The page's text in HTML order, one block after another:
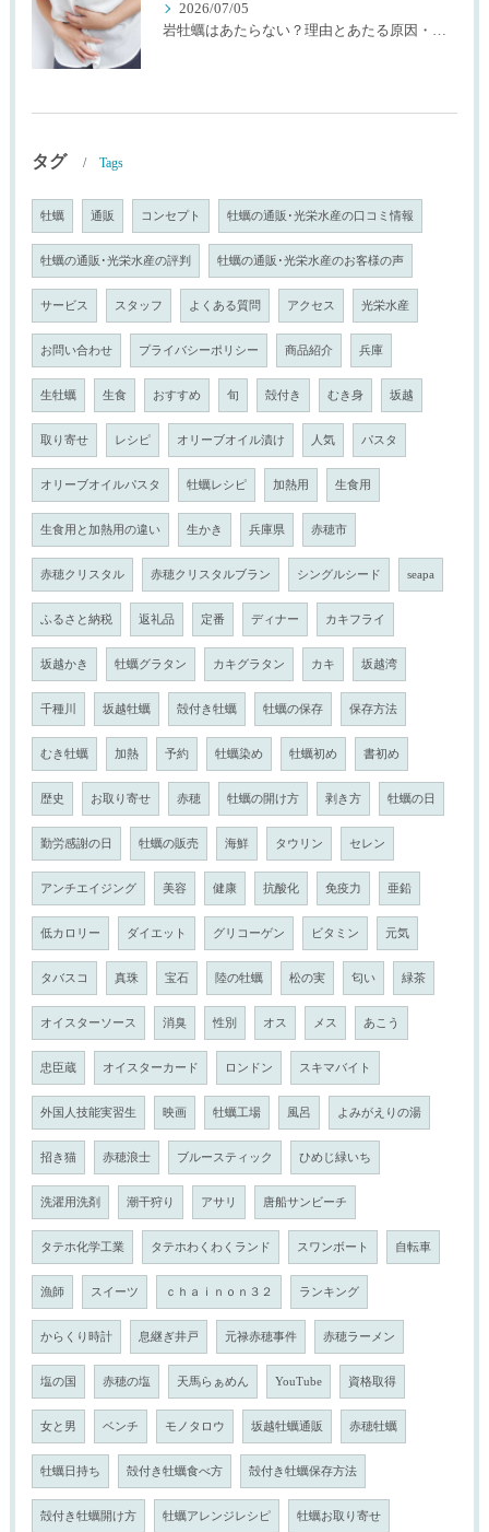
2026/07/05
岩牡蠣はあたらない？理由とあたる原因・確率を生産者が解説
タグ Tags
牡蠣 通販 コンセプト 牡蠣の通販･光栄水産の口コミ情報
牡蠣の通販･光栄水産の評判 牡蠣の通販･光栄水産のお客様の声
サービス スタッフ よくある質問 アクセス 光栄水産
お問い合わせ プライバシーポリシー 商品紹介 兵庫
生牡蠣 生食 おすすめ 旬 殻付き むき身 坂越
取り寄せ レシピ オリーブオイル漬け 人気 パスタ
オリーブオイルパスタ 牡蠣レシピ 加熱用 生食用
生食用と加熱用の違い 生かき 兵庫県 赤穂市
赤穂クリスタル 赤穂クリスタルブラン シングルシード seapa
ふるさと納税 返礼品 定番 ディナー カキフライ
坂越かき 牡蠣グラタン カキグラタン カキ 坂越湾
千種川 坂越牡蠣 殻付き牡蠣 牡蠣の保存 保存方法
むき牡蠣 加熱 予約 牡蠣染め 牡蠣初め 書初め
歴史 お取り寄せ 赤穂 牡蠣の開け方 剥き方 牡蠣の日
勤労感謝の日 牡蠣の販売 海鮮 タウリン セレン
アンチエイジング 美容 健康 抗酸化 免疫力 亜鉛
低カロリー ダイエット グリコーゲン ビタミン 元気
タバスコ 真珠 宝石 陸の牡蠣 松の実 匂い 緑茶
オイスターソース 消臭 性別 オス メス あこう
忠臣蔵 オイスターカード ロンドン スキマバイト
外国人技能実習生 映画 牡蠣工場 風呂 よみがえりの湯
招き猫 赤穂浪士 ブルースティック ひめじ緑いち
洗濯用洗剤 潮干狩り アサリ 唐船サンビーチ
タテホ化学工業 タテホわくわくランド スワンボート 自転車
漁師 スイーツ ｃｈａｉｎｏｎ３２ ランキング
からくり時計 息継ぎ井戸 元禄赤穂事件 赤穂ラーメン
塩の国 赤穂の塩 天馬らぁめん YouTube 資格取得
女と男 ベンチ モノタロウ 坂越牡蠣通販 赤穂牡蠣
牡蠣日持ち 殻付き牡蠣食べ方 殻付き牡蠣保存方法
殻付き牡蠣開け方 牡蠣アレンジレシピ 牡蠣お取り寄せ